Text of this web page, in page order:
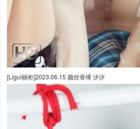
[Ligui丽柜]2023.06.15 颜丝香缚 汐汐